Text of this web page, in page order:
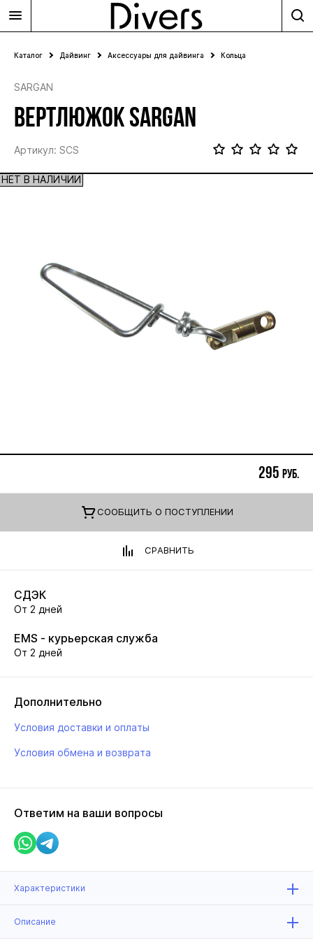
Каталог Дайвинг Аксессуары для дайвинга Кольца
SARGAN
ВЕРТЛЮЖОК SARGAN
Артикул: SCS
НЕТ В НАЛИЧИИ
295 руб.
CООБЩИТЬ О ПОСТУПЛЕНИИ
СРАВНИТЬ
СДЭК
От 2 дней
EMS - курьерская служба
От 2 дней
Дополнительно
Условия доставки и оплаты
Условия обмена и возврата
Ответим на ваши вопросы
Характеристики
Описание